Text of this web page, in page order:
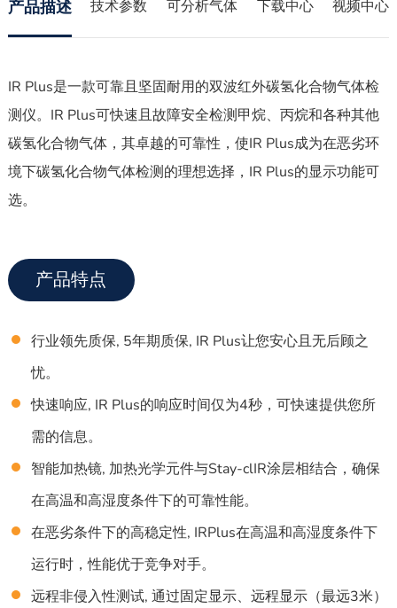
产品描述 技术参数 可分析气体 下载中心 视频中心
IR Plus是一款可靠且坚固耐用的双波红外碳氢化合物气体检
测仪。IR Plus可快速且故障安全检测甲烷、丙烷和各种其他
碳氢化合物气体，其卓越的可靠性，使IR Plus成为在恶劣环
境下碳氢化合物气体检测的理想选择，IR Plus的显示功能可
选。
产品特点
行业领先质保, 5年期质保, IR Plus让您安心且无后顾之
忧。
快速响应, IR Plus的响应时间仅为4秒，可快速提供您所
需的信息。
智能加热镜, 加热光学元件与Stay-clIR涂层相结合，确保
在高温和高湿度条件下的可靠性能。
在恶劣条件下的高稳定性, IRPlus在高温和高湿度条件下
运行时，性能优于竞争对手。
远程非侵入性测试, 通过固定显示、远程显示（最远3米）